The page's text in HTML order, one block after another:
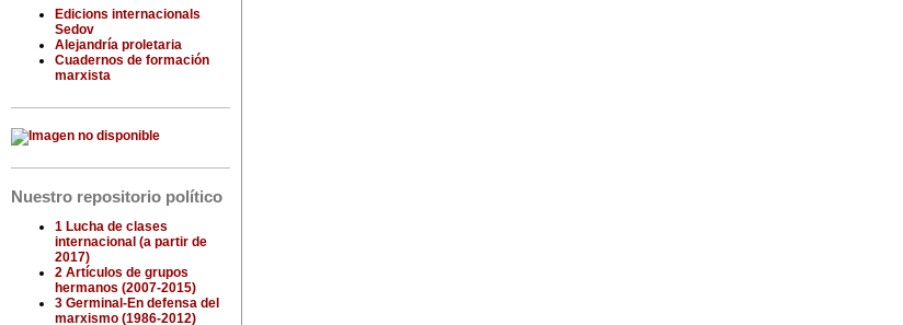
Edicions internacionals
Sedov
Alejandría proletaria
Cuadernos de formación
marxista
Nuestro repositorio político
1 Lucha de clases
internacional (a partir de
2017)
2 Artículos de grupos
hermanos (2007-2015)
3 Germinal-En defensa del
marxismo (1986-2012)